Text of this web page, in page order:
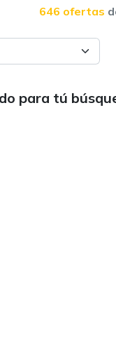
646 ofertas
para tú